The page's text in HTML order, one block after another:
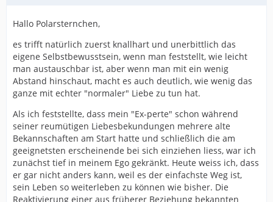
Hallo Polarsternchen,
es trifft natürlich zuerst knallhart und unerbittlich das
eigene Selbstbewusstsein, wenn man feststellt, wie leicht
man austauschbar ist, aber wenn man mit ein wenig
Abstand hinschaut, macht es auch deutlich, wie wenig das
ganze mit echter "normaler" Liebe zu tun hat.
Als ich feststellte, dass mein "Ex-perte" schon während
seiner reumütigen Liebesbekundungen mehrere alte
Bekannschaften am Start hatte und schließlich die am
geeignetsten erscheinende bei sich einziehen liess, war ich
zunächst tief in meinem Ego gekränkt. Heute weiss ich, dass
er gar nicht anders kann, weil es der einfachste Weg ist,
sein Leben so weiterleben zu können wie bisher. Die
Reaktivierung einer aus früherer Beziehung bekannten